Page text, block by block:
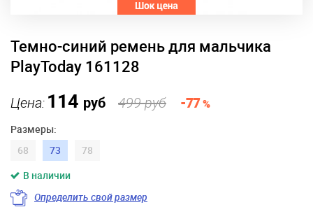
Темно-синий ремень для мальчика
PlayToday 161128
Цена:114 руб 499 руб -77%
Размеры:
68
73
78
В наличии
Определить свой размер